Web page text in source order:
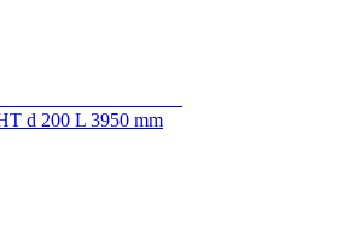
d 200 L 3950 mm